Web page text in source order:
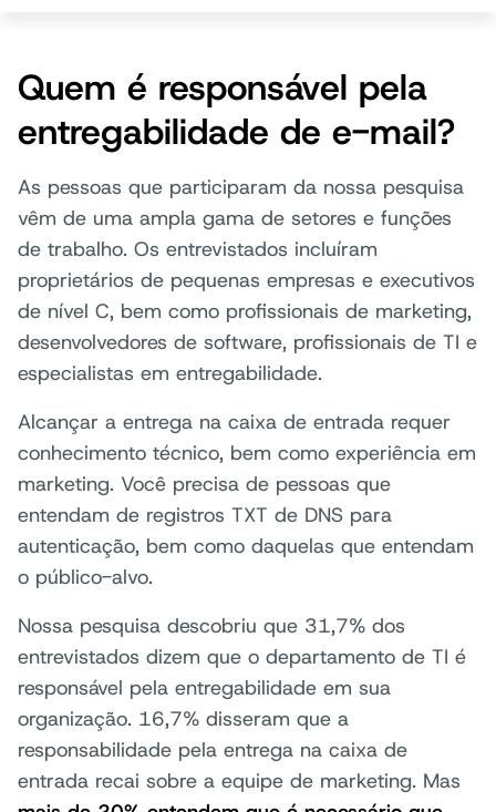
Quem é responsável pela
entregabilidade de e-mail?
As pessoas que participaram da nossa pesquisa
vêm de uma ampla gama de setores e funções
de trabalho. Os entrevistados incluíram
proprietários de pequenas empresas e executivos
de nível C, bem como profissionais de marketing,
desenvolvedores de software, profissionais de TI e
especialistas em entregabilidade.
Alcançar a entrega na caixa de entrada requer
conhecimento técnico, bem como experiência em
marketing. Você precisa de pessoas que
entendam de registros TXT de DNS para
autenticação, bem como daquelas que entendam
o público-alvo.
Nossa pesquisa descobriu que 31,7% dos
entrevistados dizem que o departamento de TI é
responsável pela entregabilidade em sua
organização. 16,7% disseram que a
responsabilidade pela entrega na caixa de
entrada recai sobre a equipe de marketing. Mas